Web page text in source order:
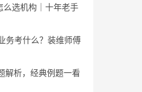
选机构｜十年老手
务考什么？装维师傅
解析，经典例题一看